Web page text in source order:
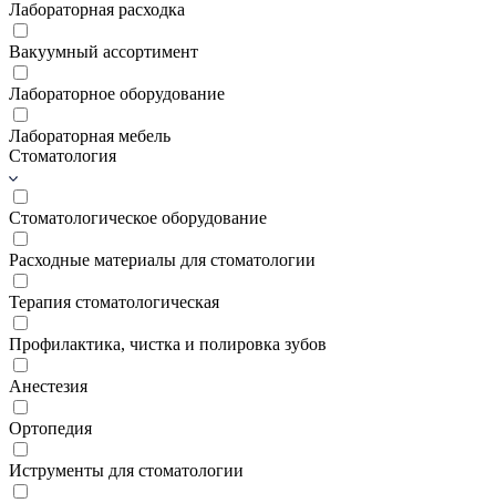
Лабораторная расходка
Вакуумный ассортимент
Лабораторное оборудование
Лабораторная мебель
Стоматология
Стоматологическое оборудование
Расходные материалы для стоматологии
Терапия стоматологическая
Профилактика, чистка и полировка зубов
Анестезия
Ортопедия
Иструменты для стоматологии